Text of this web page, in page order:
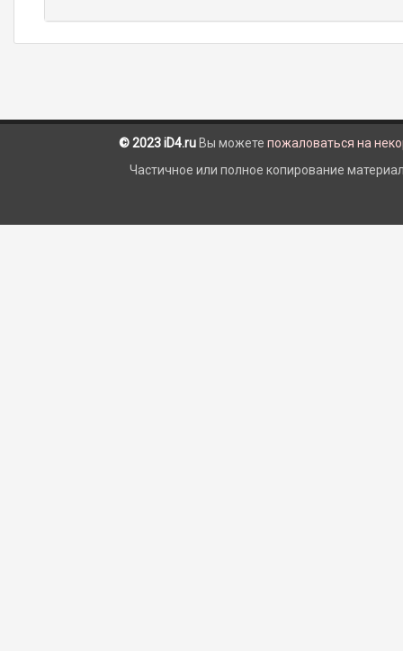
© 2023 iD4.ru Вы можете пожаловаться на
Частичное или полное копирование